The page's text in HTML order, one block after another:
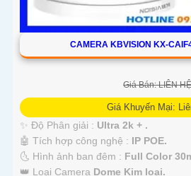
CAMERA KBVISION KX-
Giá Bán: LIÊN
Giá Khuyến Mại:
✨ Độ Phân giải : Ultra 2k + .
🤖️ Tích hợp công nghệ : IP POE.
🌜 Hình ảnh ban đêm : Full Color
👑 Loại Camera Dome Kim loại.